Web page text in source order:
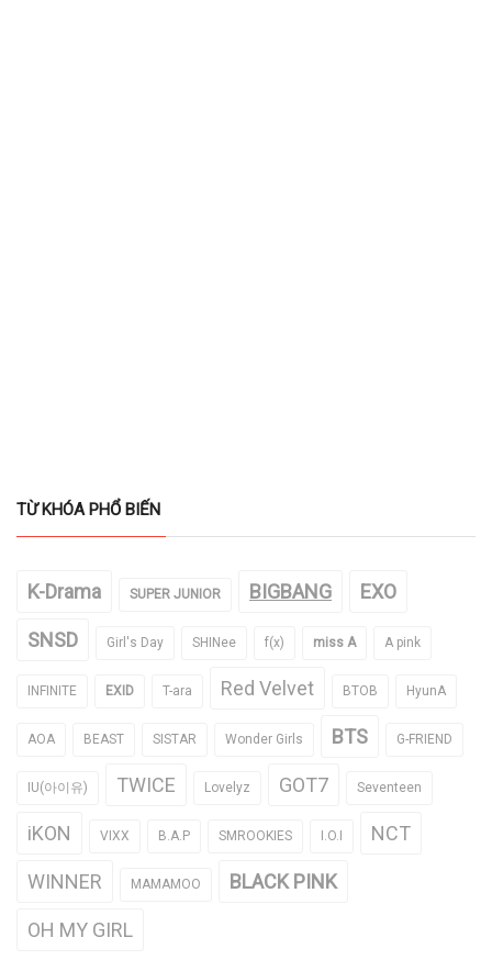
TỪ KHÓA PHỔ BIẾN
K-Drama SUPER JUNIOR BIGBANG EXO
SNSD Girl's Day SHINee f(x) miss A A pink
INFINITE EXID T-ara Red Velvet BTOB HyunA
AOA BEAST SISTAR Wonder Girls BTS G-FRIEND
IU(아이유) TWICE Lovelyz GOT7 Seventeen
iKON VIXX B.A.P SMROOKIES I.O.I NCT
WINNER MAMAMOO BLACK PINK
OH MY GIRL